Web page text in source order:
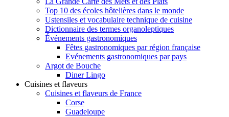
Top 10 des écoles hôtelières dans le monde
Ustensiles et vocabulaire technique de cuisine
Dictionnaire des termes organoleptiques
Événements gastronomiques
Fêtes gastronomiques par région française
Evénements gastronomiques par pays
Argot de Bouche
Diner Lingo
Cuisines et flaveurs
Cuisines et flaveurs de France
Corse
Guadeloupe